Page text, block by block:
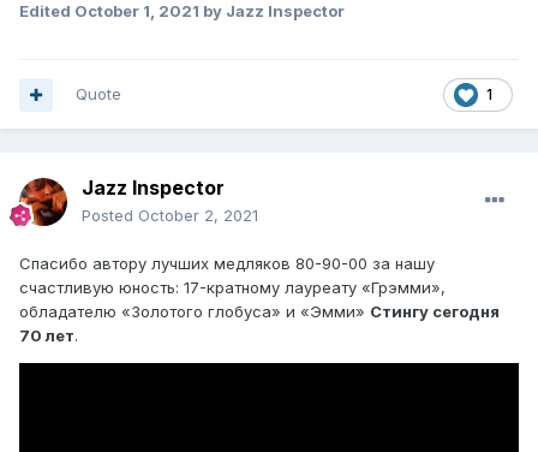
Edited October 1, 2021 by Jazz Inspector
1
Quote
Jazz Inspector
Posted October 2, 2021
Спасибо автору лучших медляков 80-90-00 за нашу
счастливую юность: 17-кратному лауреату «Грэмми»,
обладателю «Золотого глобуса» и «Эмми» Стингу сегодня
70 лет.